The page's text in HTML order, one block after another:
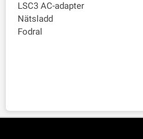
LSC3 AC-adapter
Nätsladd
Fodral